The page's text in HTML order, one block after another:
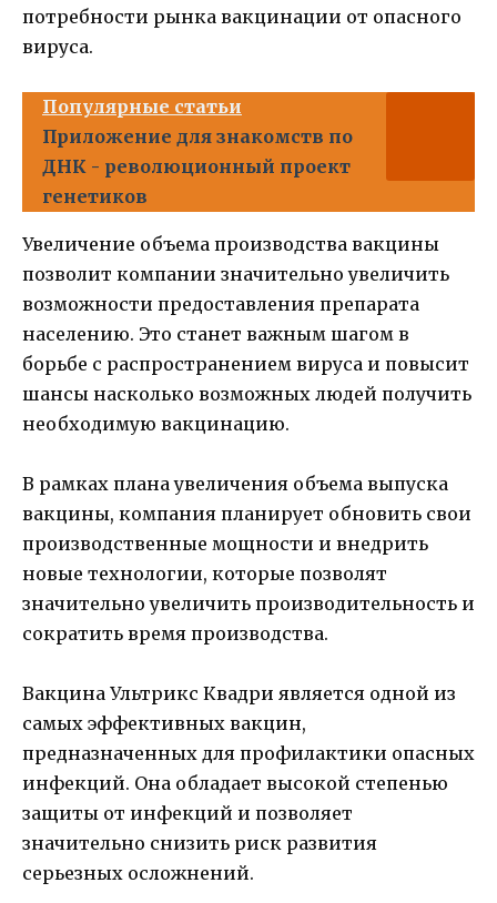
потребности рынка вакцинации от опасного
вируса.
Популярные статьи
Приложение для знакомств по
ДНК - революционный проект
генетиков
Увеличение объема производства вакцины
позволит компании значительно увеличить
возможности предоставления препарата
населению. Это станет важным шагом в
борьбе с распространением вируса и повысит
шансы насколько возможных людей получить
необходимую вакцинацию.
В рамках плана увеличения объема выпуска
вакцины, компания планирует обновить свои
производственные мощности и внедрить
новые технологии, которые позволят
значительно увеличить производительность и
сократить время производства.
Вакцина Ультрикс Квадри является одной из
самых эффективных вакцин,
предназначенных для профилактики опасных
инфекций. Она обладает высокой степенью
защиты от инфекций и позволяет
значительно снизить риск развития
серьезных осложнений.